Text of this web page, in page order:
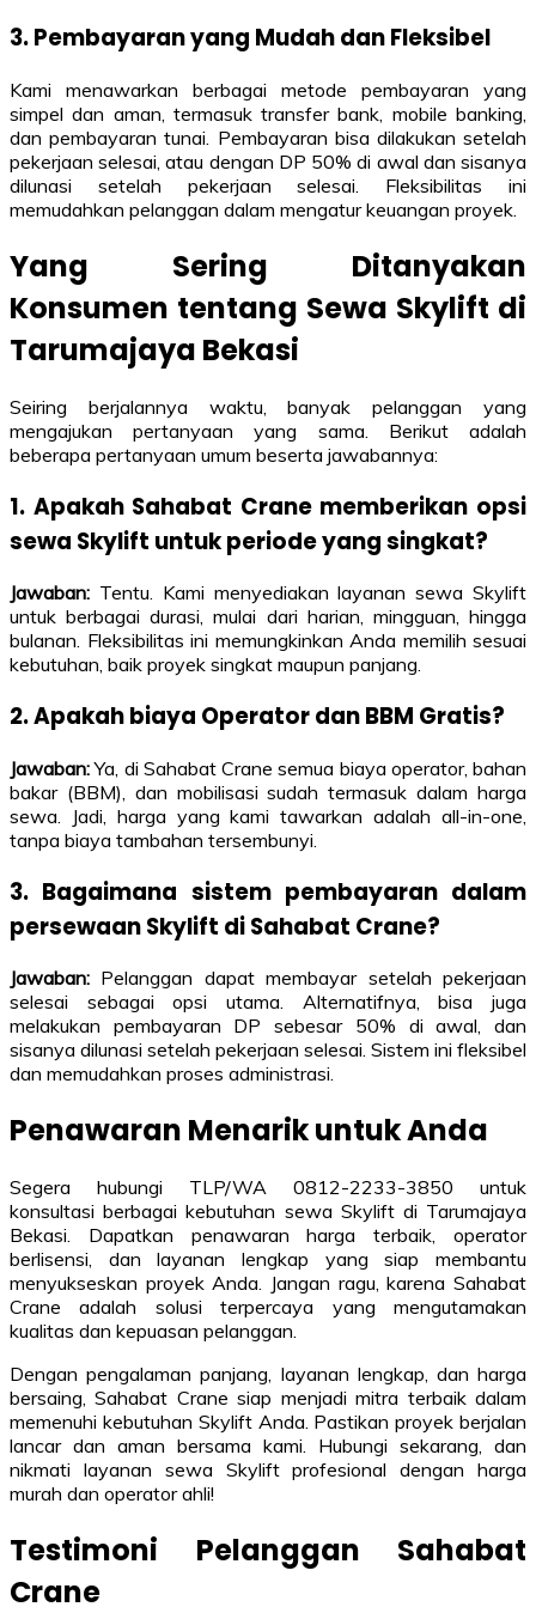
3. Pembayaran yang Mudah dan Fleksibel
Kami menawarkan berbagai metode pembayaran yang
simpel dan aman, termasuk transfer bank, mobile banking,
dan pembayaran tunai. Pembayaran bisa dilakukan setelah
pekerjaan selesai, atau dengan DP 50% di awal dan sisanya
dilunasi setelah pekerjaan selesai. Fleksibilitas ini
memudahkan pelanggan dalam mengatur keuangan proyek.
Yang Sering Ditanyakan
Konsumen tentang Sewa Skylift di
Tarumajaya Bekasi
Seiring berjalannya waktu, banyak pelanggan yang
mengajukan pertanyaan yang sama. Berikut adalah
beberapa pertanyaan umum beserta jawabannya:
1. Apakah Sahabat Crane memberikan opsi
sewa Skylift untuk periode yang singkat?
Jawaban: Tentu. Kami menyediakan layanan sewa Skylift
untuk berbagai durasi, mulai dari harian, mingguan, hingga
bulanan. Fleksibilitas ini memungkinkan Anda memilih sesuai
kebutuhan, baik proyek singkat maupun panjang.
2. Apakah biaya Operator dan BBM Gratis?
Jawaban:Ya, di Sahabat Crane semua biaya operator, bahan
bakar (BBM), dan mobilisasi sudah termasuk dalam harga
sewa. Jadi, harga yang kami tawarkan adalah all-in-one,
tanpa biaya tambahan tersembunyi.
3. Bagaimana sistem pembayaran dalam
persewaan Skylift di Sahabat Crane?
Jawaban: Pelanggan dapat membayar setelah pekerjaan
selesai sebagai opsi utama. Alternatifnya, bisa juga
melakukan pembayaran DP sebesar 50% di awal, dan
sisanya dilunasi setelah pekerjaan selesai. Sistem ini fleksibel
dan memudahkan proses administrasi.
Penawaran Menarik untuk Anda
Segera hubungi TLP/WA 0812-2233-3850 untuk
konsultasi berbagai kebutuhan sewa Skylift di Tarumajaya
Bekasi. Dapatkan penawaran harga terbaik, operator
berlisensi, dan layanan lengkap yang siap membantu
menyukseskan proyek Anda. Jangan ragu, karena Sahabat
Crane adalah solusi terpercaya yang mengutamakan
kualitas dan kepuasan pelanggan.
Dengan pengalaman panjang, layanan lengkap, dan harga
bersaing, Sahabat Crane siap menjadi mitra terbaik dalam
memenuhi kebutuhan Skylift Anda. Pastikan proyek berjalan
lancar dan aman bersama kami. Hubungi sekarang, dan
nikmati layanan sewa Skylift profesional dengan harga
murah dan operator ahli!
Testimoni Pelanggan Sahabat
Crane